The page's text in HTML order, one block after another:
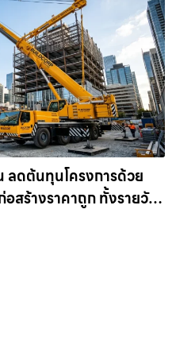
ลดต้นทุนโครงการด้วย
อสร้างราคาถูก ทั้งรายวัน